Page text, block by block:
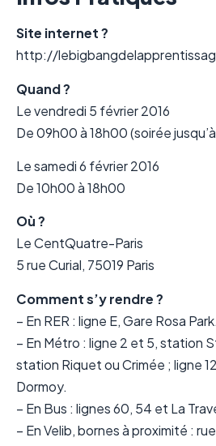
Site internet ?
http://
Quand ?
Le vendredi 5 février 2016
De 09h00 à 18h00 (soirée
Le samedi 6 février 2016
De 10h00 à 18h00
Où ?
Le CentQuatre-Paris
5 rue Curial, 75019 Paris
Comment s’y rendre ?
– En RER : ligne E, Gare Rosa Park.
– En Métro : ligne 2 et 5, station
station Riquet ou Crimée ; ligne
Dormoy.
– En Bus : lignes 60, 54 et La
– En Velib, bornes à proximité :